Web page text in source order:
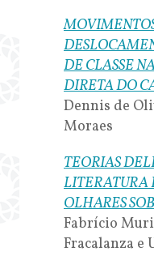
DE CLASSE
DIRETA DO
Dennis de
Moraes
TEORIAS
LITERATURA
OLHARES
Fabrício
Fracalanza e